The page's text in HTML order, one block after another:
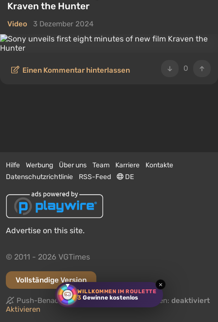
WILLKOMMEN IM ROULETTE
3 Gewinne kostenlos
×
Kraven the Hunter
Video 3 Dezember 2024
0
Einen Kommentar hinterlassen
Hilfe Werbung Über uns Team Karriere
Kontakte
Datenschutzrichtlinie
RSS-Feed DE
Advertise on this site.
© 2011 - 2026 VGTimes
Vollständige Version
Push-Benachrichtigungen über Nachrichten: deaktiviert
Aktivieren